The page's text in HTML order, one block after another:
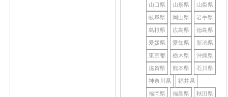
山口県 山形県 山梨県
岐阜県 岡山県 岩手県
島根県 広島県 徳島県
愛媛県 愛知県 新潟県
東京都 栃木県 沖縄県
滋賀県 熊本県 石川県
神奈川県 福井県
福岡県 福島県 秋田県